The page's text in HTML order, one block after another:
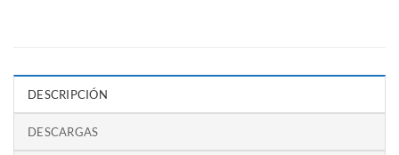
DESCRIPCIÓN
DESCARGAS